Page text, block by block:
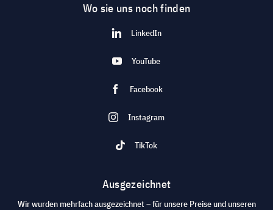
Wo sie uns noch finden
LinkedIn
YouTube
Facebook
Instagram
TikTok
Ausgezeichnet
Wir wurden mehrfach ausgezeichnet – für unsere Preise und unseren